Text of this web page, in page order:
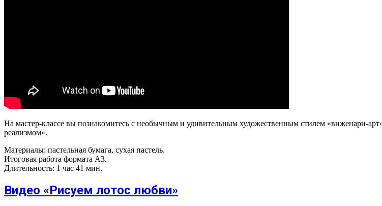
На мастер-классе вы познакомитесь с необычным и удивительным художественным стилем «виженари-
реализмом».
Материалы: пастельная бумага, сухая пастель.
Итоговая работа формата А3.
Длительность: 1 час 41 мин.
Видео «Рисуем лотос любви»